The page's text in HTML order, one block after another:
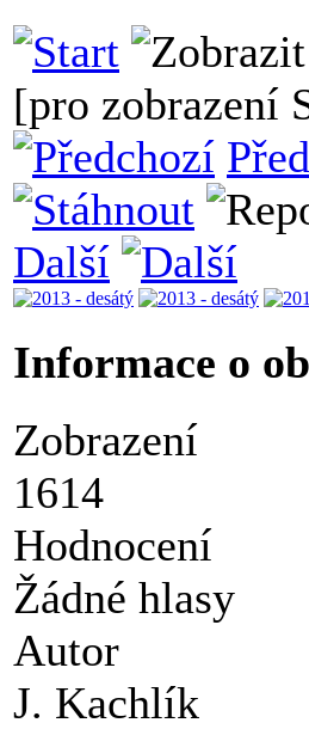
[pro zobrazení
Další
Informace o
Zobrazení
1614
Hodnocení
Žádné hlasy
Autor
J. Kachlík